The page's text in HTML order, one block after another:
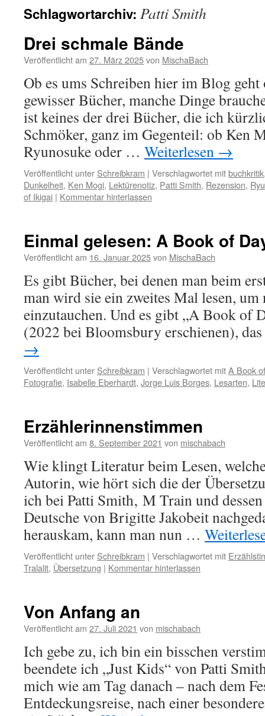
Schlagwortarchiv: Patti Smith
Drei schmale Bände
Veröffentlicht am 27. März 2025von MischaBach
Ob es ums Schreiben hier im Blog geht
gewisser Bücher, manche Dinge
ist keines der drei Bücher, die ich
Schmöker, ganz im Gegenteil: ob Ken
Ryunosuke oder … Weiterlesen →
Veröffentlicht unter Schreibkram | Verschlagwortet mitbuchkritik
Dunkelheit, Ken Mogi, Lektürenotiz, Patti Smith, Rezension,
of Ikigai | Kommentar hinterlassen
Einmal gelesen: A Book of
Veröffentlicht am 16. Januar 2025von MischaBach
Es gibt Bücher, bei denen man beim
man wird sie ein zweites Mal lesen,
einzutauchen. Und es gibt „A Book of
(2022 bei Bloomsbury erschienen),
→
Veröffentlicht unter Schreibkram | Verschlagwortet mitA Book
Fotografie, Isabelle Eberhardt, Jorge Luis Borges, Lesarten,
Erzählerinnenstimmen
Veröffentlicht am 8. September 2021 von mischabach
Wie klingt Literatur beim Lesen,
Autorin, wie hört sich die der
ich bei Patti Smith‚ M Train und
Deutsche von Brigitte Jakobeit
herauskam, kann man nun …
Veröffentlicht unter Schreibkram | Verschlagwortet mit
Tralalit, Übersetzung | Kommentar hinterlassen
Von Anfang an
Veröffentlicht am 27. Juli 2021 von mischabach
Ich gebe zu, ich bin ein bisschen
beendete ich „Just Kids“ von Patti
mich wie am Tag danach – nach dem
Entdeckungsreise, nach einer